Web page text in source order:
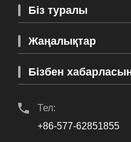
Біз туралы
Жаңалықтар
Бізбен
Тел:
+86-577-62851855